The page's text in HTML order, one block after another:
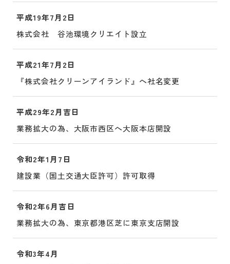
平成19年7月2日
株式会社 谷池環境クリエイト設立
平成21年7月2日
『株式会社クリーンアイランド』へ社名変更
平成29年2月吉日
業務拡大の為、大阪市西区へ大阪本店開設
令和2年1月7日
建設業（国土交通大臣許可）許可取得
令和2年6月吉日
業務拡大の為、東京都港区芝に東京支店開設
令和3年4月